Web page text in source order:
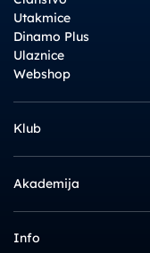
Utakmice
Dinamo Plus
Ulaznice
Webshop
Klub
Akademija
Info